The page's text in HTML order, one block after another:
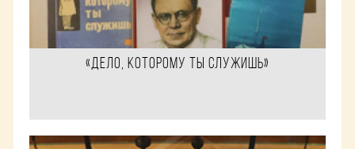
«Дело, которому ты служишь»